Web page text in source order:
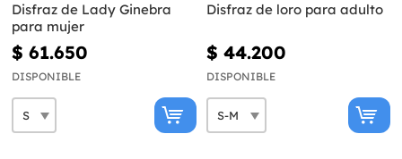
Disfraz de Lady Ginebra
para mujer
$ 61.650
DISPONIBLE
Disfraz de loro para adulto
$ 44.200
DISPONIBLE